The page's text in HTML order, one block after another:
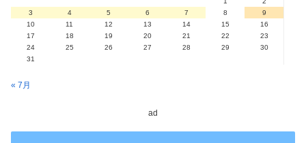
3
4 5 6 7 8
9
10
11 12 13 14 15
16
17
18 19 20 21 22
23
24
25 26 27 28 29
30
31
« 7月
ad